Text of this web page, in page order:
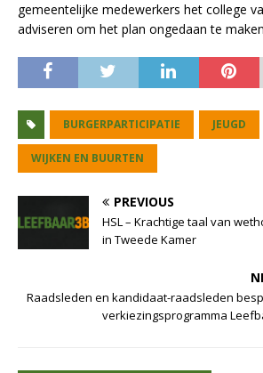
gemeentelijke medewerkers het college
adviseren om het plan ongedaan te
BURGERPARTICIPATIE JEUGD
WIJKEN EN BUURTEN
PREVIOUS
HSL – Krachtige taal van
in Tweede Kamer
Raadsleden en kandidaat-raadsleden
verkiezingsprogramma